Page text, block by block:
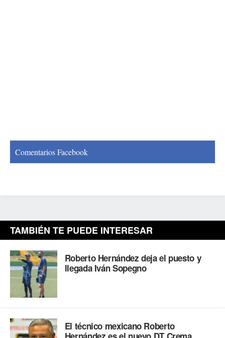
Comentarios Facebook
TAMBIÉN TE PUEDE INTERESAR
Roberto Hernández deja el puesto y
llegada Iván Sopegno
El técnico mexicano Roberto